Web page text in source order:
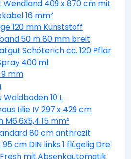
Wendland 409 x 870 cm mit
16 mm²
120 mm Kunststoff
50 m 80 mm breit
Schöterich ca. 120 Pflanzen
400 ml
mm
10 L
Lilie IV 297 x 429 cm
M6 6x5,4 15 mm²
80 cm anthrazit
cm DIN links 1 flügelig Dreh-
mit Absenkautomatik